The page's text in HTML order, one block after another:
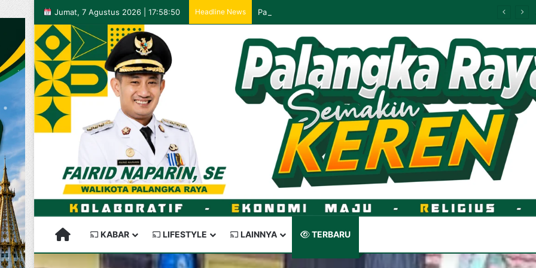
Jumat, 7 Agustus 2026 | 17:58:50 Headline News
PALANGKARAYA SEMAKIN KEREN
KABAR LIFESTYLE LAINNYA TERBARU